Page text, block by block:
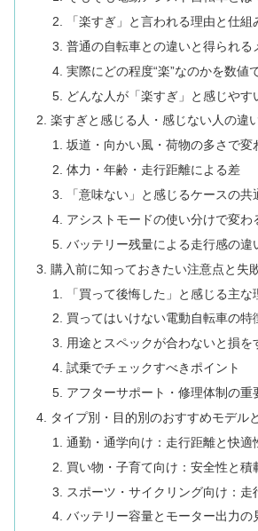
「楽すぎ」と言われる理由と仕組
普通の自転車との違いと得られる
実際にどの程度“楽”なのかを数値
どんな人が「楽すぎ」と感じやす
楽すぎと感じる人・感じない人の違
坂道・向かい風・荷物の多さで変
体力・年齢・走行距離による差
「意味ない」と感じるケースの共
アシストモードの使い分けで変わ
バッテリー残量による走行感の違
購入前に知っておきたい注意点と失
「買って後悔した」と感じる主な
買ってはいけない電動自転車の特
用途とスペックが合わないと損を
試乗でチェックすべきポイント
アフターサポート・修理体制の重
タイプ別・目的別のおすすめモデル
通勤・通学向け：走行距離と快適
買い物・子育て向け：安全性と積
スポーツ・サイクリング向け：走
バッテリー容量とモーター出力の